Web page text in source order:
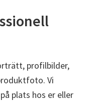
profilbilder,
Vi
plats hos er eller